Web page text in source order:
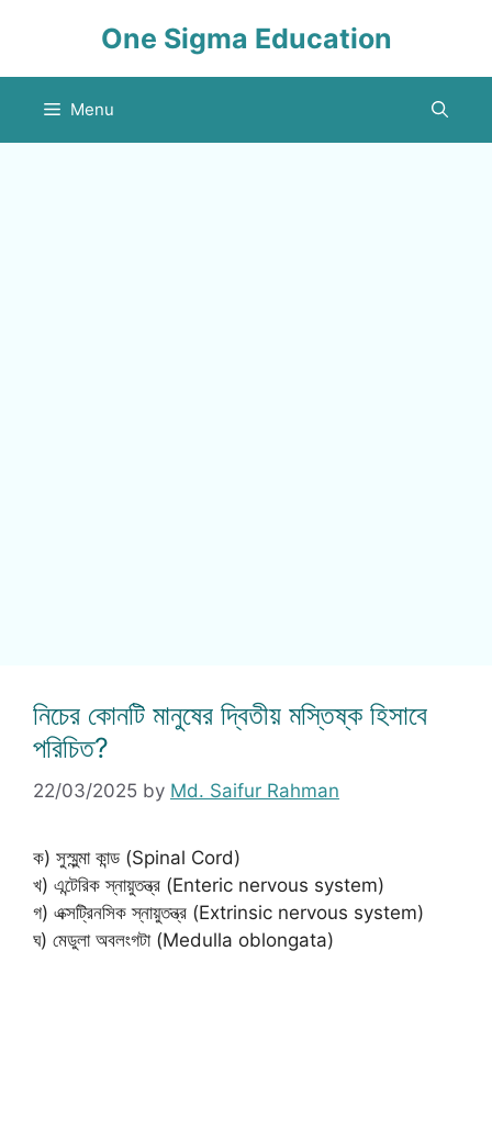
One Sigma Education
Menu
নিচের কোনটি মানুষের দ্বিতীয় মস্তিষ্ক হিসাবে
পরিচিত?
22/03/2025 by Md. Saifur Rahman
ক) সুস্মুন্মা কান্ড (Spinal Cord)
খ) এন্টেরিক স্নায়ুতন্ত্র (Enteric nervous system)
গ) এক্সট্রিনসিক স্নায়ুতন্ত্র (Extrinsic nervous system)
ঘ) মেডুলা অবলংগটা (Medulla oblongata)